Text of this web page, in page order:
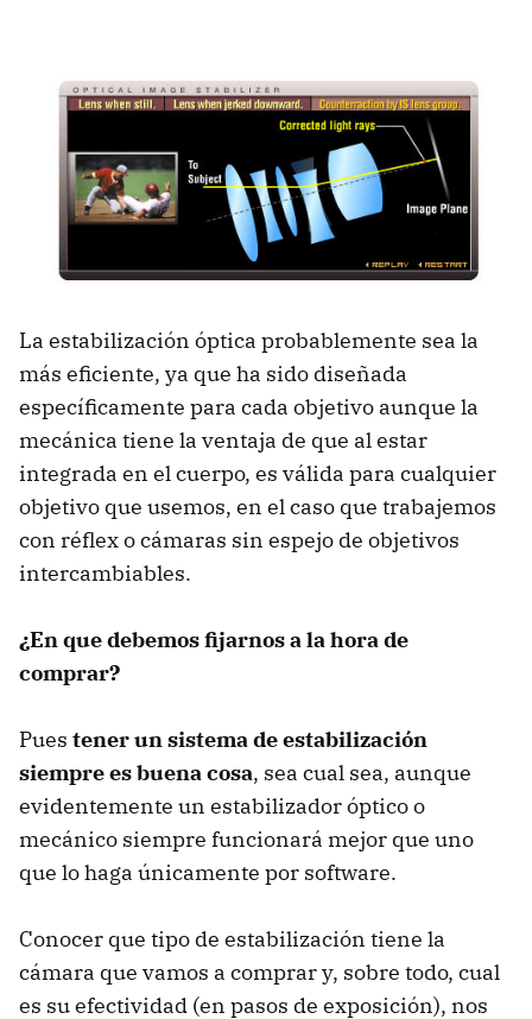
La estabilización óptica probablemente sea la
más eficiente, ya que ha sido diseñada
específicamente para cada objetivo aunque la
mecánica tiene la ventaja de que al estar
integrada en el cuerpo, es válida para cualquier
objetivo que usemos, en el caso que trabajemos
con réflex o cámaras sin espejo de objetivos
intercambiables.
¿En que debemos fijarnos a la hora de
comprar?
Pues tener un sistema de estabilización
siempre es buena cosa, sea cual sea, aunque
evidentemente un estabilizador óptico o
mecánico siempre funcionará mejor que uno
que lo haga únicamente por software.
Conocer que tipo de estabilización tiene la
cámara que vamos a comprar y, sobre todo, cual
es su efectividad (en pasos de exposición), nos